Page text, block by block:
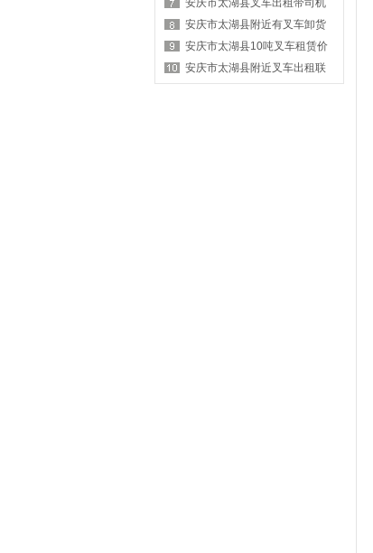
租吗？
安庆市太湖县叉车出租带司机
价格？
安庆市太湖县附近有叉车卸货
服务吗？
安庆市太湖县10吨叉车租赁价
格表？
安庆市太湖县附近叉车出租联